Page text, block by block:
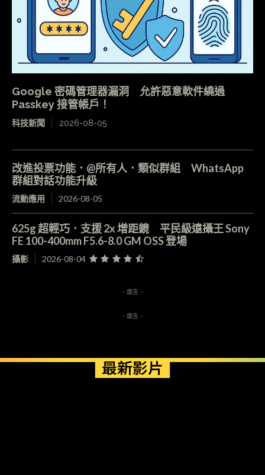
Google 密碼管理器漏洞 允許惡意軟件繞過
Passkey 接管帳戶！
科技新聞 2026-08-05
改進投票功能．@所有人．類似群組 WhatsApp
群組對話功能升級
流動應用 2026-08-05
625g 超輕巧．支援 2x 增距鏡 平民級遠攝王 Sony
FE 100-400mm F5.6-8.0 GM OSS 登場
攝影 2026-08-04
- 廣告 -
- 廣告 -
最新影片